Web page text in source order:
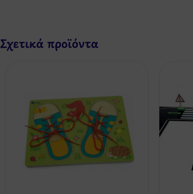
Σχετικά προϊόντα